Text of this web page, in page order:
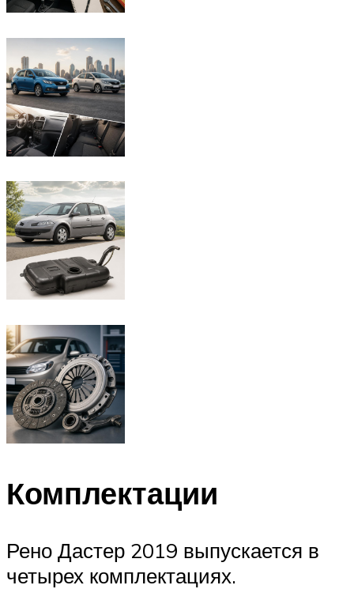
Комплектации
Рено Дастер 2019 выпускается в
четырех комплектациях.